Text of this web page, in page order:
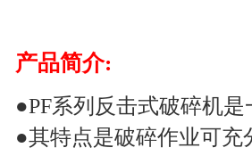
产品简介:
●PF系列反击式破碎机
●其特点是破碎作业可